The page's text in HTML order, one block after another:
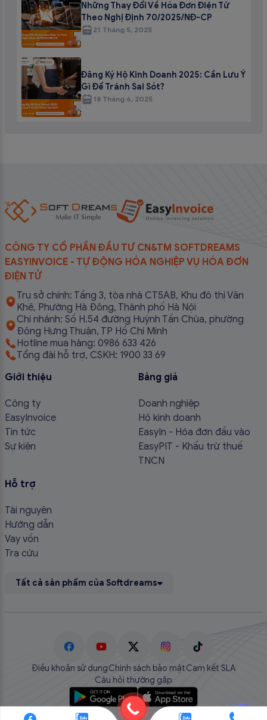
Những Thay Đổi Về Hóa Đơn Điện Tử
Theo Nghị Định 70/2025/NĐ-CP
21 Tháng 5, 2025
Đăng Ký Hộ Kinh Doanh 2025: Cần Lưu Ý
Gì Để Tránh Sai Sót?
18 Tháng 6, 2025
CÔNG TY CỔ PHẦN ĐẦU TƯ CN&TM SOFTDREAMS
EASYINVOICE - TỰ ĐỘNG HÓA NGHIỆP VỤ HÓA ĐƠN
ĐIỆN TỬ
Trụ sở chính: Tầng 3, tòa nhà CT5AB, Khu đô thị Văn
Khê, Phường Hà Đông, Thành phố Hà Nội
Chi nhánh: Số H.54 đường Huỳnh Tấn Chùa, phường
Đông Hưng Thuận, TP Hồ Chí Minh
Hotline mua hàng: 0986 633 426
Tổng đài hỗ trợ, CSKH: 1900 33 69
Giới thiệu
Công ty
EasyInvoice
Tin tức
Sự kiện
Bảng giá
Doanh nghiệp
Hộ kinh doanh
EasyIn - Hóa đơn đầu vào
EasyPIT - Khấu trừ thuế
TNCN
Hỗ trợ
Tài nguyên
Hướng dẫn
Vay vốn
Tra cứu
Tất cả sản phẩm của Softdreams
Điều khoản sử dụngChính sách bảo mậtCam kết SLA
Câu hỏi thường gặp